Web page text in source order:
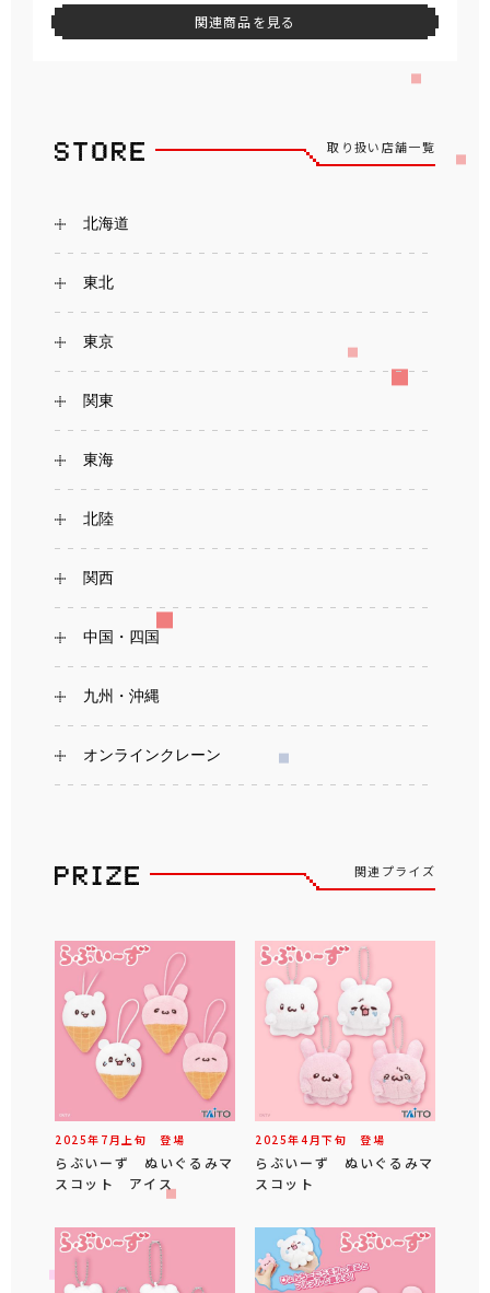
関連商品を見る
取り扱い店舗一覧
北海道
東北
東京
関東
東海
北陸
関西
中国・四国
九州・沖縄
オンラインクレーン
関連プライズ
2025年 7 月 上旬 登場
らぶいーず ぬいぐるみマ
スコット アイス
2025年4 月下旬 登場
らぶいーず ぬいぐるみマ
スコット